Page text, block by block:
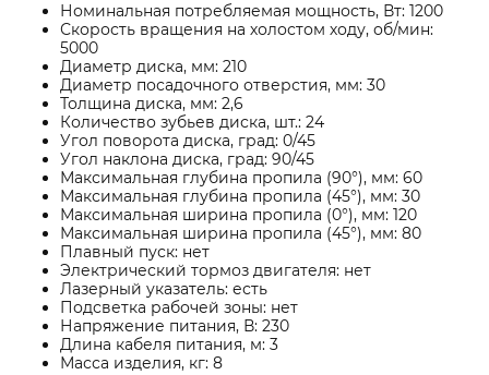
Номинальная потребляемая мощность, Вт: 1200
Скорость вращения на холостом ходу, об/мин:
5000
Диаметр диска, мм: 210
Диаметр посадочного отверстия, мм: 30
Толщина диска, мм: 2,6
Количество зубьев диска, шт.: 24
Угол поворота диска, град: 0/45
Угол наклона диска, град: 90/45
Максимальная глубина пропила (90°), мм: 60
Максимальная глубина пропила (45°), мм: 30
Максимальная ширина пропила (0°), мм: 120
Максимальная ширина пропила (45°), мм: 80
Плавный пуск: нет
Электрический тормоз двигателя: нет
Лазерный указатель: есть
Подсветка рабочей зоны: нет
Напряжение питания, В: 230
Длина кабеля питания, м: 3
Масса изделия, кг: 8